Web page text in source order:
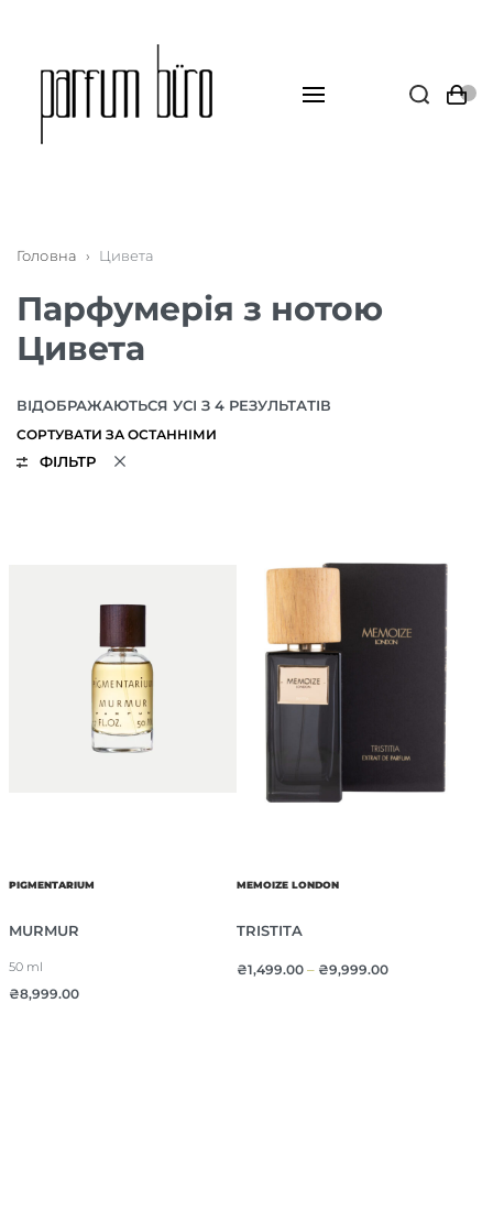
Головна › Цивета
Парфумерія з нотою
Цивета
ВІДОБРАЖАЮТЬСЯ УСІ З 4 РЕЗУЛЬТАТІВ
ФІЛЬТР
PIGMENTARIUM
MURMUR
50 ml
₴8,999.00
MEMOIZE LONDON
TRISTITA
₴1,499.00 – ₴9,999.00